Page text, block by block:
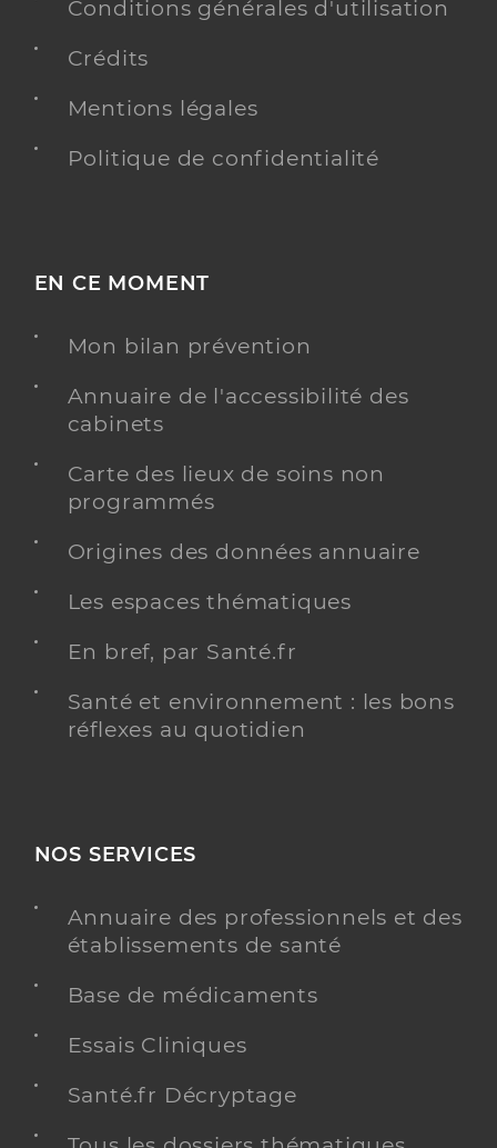
Conditions générales d'utilisation
Crédits
Mentions légales
Politique de confidentialité
EN CE MOMENT
Mon bilan prévention
Annuaire de l'accessibilité des
cabinets
Carte des lieux de soins non
programmés
Origines des données annuaire
Les espaces thématiques
En bref, par Santé.fr
Santé et environnement : les bons
réflexes au quotidien
NOS SERVICES
Annuaire des professionnels et des
établissements de santé
Base de médicaments
Essais Cliniques
Santé.fr Décryptage